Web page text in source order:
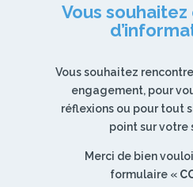
Vous
Vous souhaitez
engagement, pour
réflexions ou pour tout
point sur votre
Merci de bien
formulaire «